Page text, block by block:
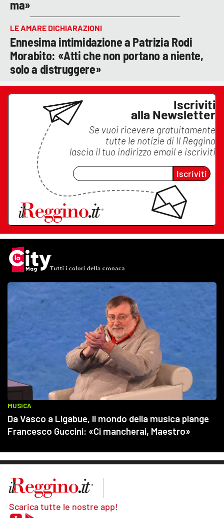
ma»
LE AMARE DICHIARAZIONI
Ennesima intimidazione a Patrizia Rodi
Morabito: «Atti che non portano a niente,
solo a distruggere»
Iscriviti
alla Newsletter
Se vuoi ricevere gratuitamente
tutte le notizie di Il Reggino
lascia il tuo indirizzo email e iscriviti
Iscriviti
Scarica tutte le nostre app!